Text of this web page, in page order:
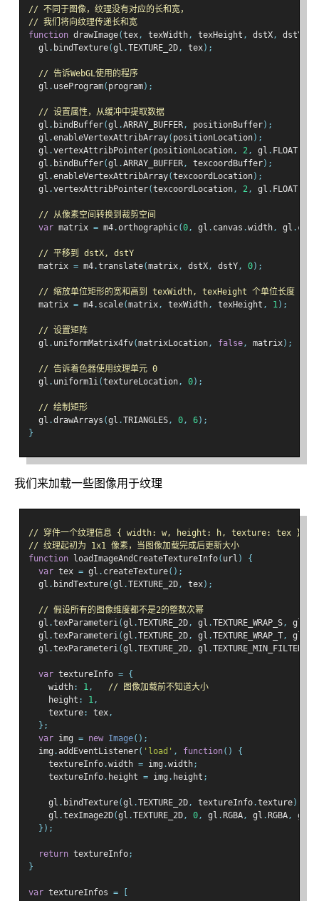
// 不同于图像，纹理没有对应的长和宽，
// 我们将向纹理传递长和宽
function drawImage(tex, texWidth, texHeight , dstX, dstY
  gl
. bindTexture(gl .TEXTURE_2D, tex);
// 告诉WebGL使用的程序
  gl
. useProgram( program);
// 设置属性，从缓冲中提取数据
  gl
. bindBuffer(gl .ARRAY_BUFFER, positionBuffer);
  gl
.enableVertexAttribArray( positionLocation);
  gl
.vertexAttribPointer( positionLocation, 2, gl . FLOAT
  gl
. bindBuffer(gl .ARRAY_BUFFER, texcoordBuffer);
  gl
.enableVertexAttribArray(texcoordLocation);
  gl
.vertexAttribPointer(texcoordLocation, 2, gl . FLOAT
// 从像素空间转换到裁剪空间
var matrix = m4.orthographic(0, gl . canvas .width, gl .
// 平移到 dstX, dstY
  matrix
= m4.translate(matrix, dstX, dstY, 0);
// 缩放单位矩形的宽和高到 texWidth, texHeight 个单位长度
  matrix
= m4. scale(matrix, texWidth, texHeight , 1);
// 设置矩阵
  gl
. uniformMatrix4fv(matrixLocation, false, matrix);
// 告诉着色器使用纹理单元 0
  gl
. uniform1i(textureLocation, 0);
// 绘制矩形
  gl
.drawArrays (gl .TRIANGLES, 0, 6);
}
我们来加载一些图像用于纹理
// 穿件一个纹理信息 { width: w, height: h, texture: tex }
// 纹理起初为 1x1 像素，当图像加载完成后更新大小
function loadImageAndCreateTextureInfo( url )
{
var tex = gl . createTexture();
  gl
. bindTexture(gl .TEXTURE_2D, tex);
// 假设所有的图像维度都不是2的整数次幂
  gl
.texParameteri(gl .TEXTURE_2D, gl .TEXTURE_WRAP_S, gl
  gl
.texParameteri(gl .TEXTURE_2D, gl .TEXTURE_WRAP_T, gl
  gl
.texParameteri(gl .TEXTURE_2D, gl .TEXTURE_MIN_FILTER
var textureInfo = {
    width
: 1,
// 图像加载前不知道大小
    height
: 1,
    texture
: tex,
};
var img = new Image();
  img
.addEventListener( 'load' , function()
{
    textureInfo
.width = img .width;
    textureInfo
. height = img . height ;
    gl
. bindTexture(gl .TEXTURE_2D, textureInfo.texture);
    gl
.texImage2D(gl .TEXTURE_2D, 0, gl . RGBA, gl . RGBA, gl
});
return textureInfo;
}
var textureInfos =